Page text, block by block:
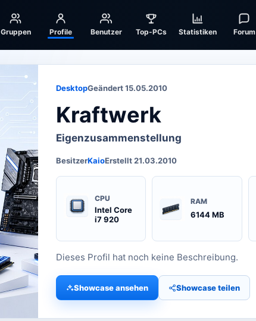
Gruppen Profile Benutzer Top-PCs Statistiken Forum
DesktopGeändert 15.05.2010
Kraftwerk
Eigenzusammenstellung
BesitzerKaioErstellt 21.03.2010
CPU
Intel Core
i7 920
RAM
6144 MB
Dieses Profil hat noch keine Beschreibung.
Showcase ansehen Showcase teilen